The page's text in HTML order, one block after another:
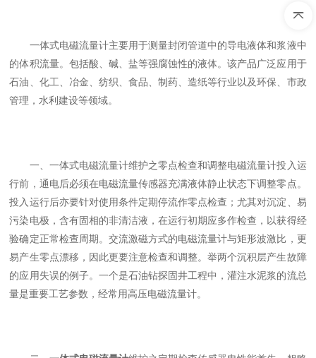
一体式电磁流量计主要用于测量封闭管道中的导电液体和浆液中
的体积流量。包括酸、碱、盐等强腐蚀性的液体。该产品广泛应用于
石油、化工、冶金、纺织、食品、制药、造纸等行业以及环保、市政
管理，水利建设等领域。
一、一体式电磁流量计维护之零点检查和调整电磁流量计投入运
行前，通电后必须在电磁流量传感器充满液体静止状态下调整零点。
投入运行后亦要针对使用条件定期停流作零点检查；尤其对沉淀、易
污染电极，含有固相的非清洁液，在运行初期应多作检查，以获得经
验确定正常检查周期。交流激磁方式的电磁流量计与矩形波激比，更
易产生零点漂移，因此更要注意检查和调整。举两个沉积层产生故障
的应用失误的例子。一个是石油钻探固井工程中，灌注水泥浆的流总
量是重要工艺参数，经常用高压电磁流量计。